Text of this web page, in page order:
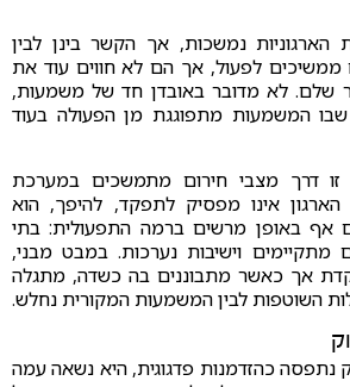
הארגוניות נמשכות, אך הקשר בינן לבין
לפעול, אך הם לא חווים עוד את
שלם. לא מדובר באובדן חד של משמעות,
המשמעות מתפוגגת מן הפעולה בעוד
זו דרך מצבי חירום מתמשכים במערכת
הארגון אינו מפסיק לתפקד, להיפך, הוא
אף באופן מרשים ברמה התפעולית: בתי
מתקיימים וישיבות נערכות. במבט מבני,
אך כאשר מתבוננים בה כשדה, מתגלה
השוטפות לבין המשמעות המקורית נחלש.
כהזדמנות פדגוגית, היא נשאה עמה